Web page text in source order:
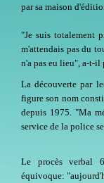
par sa maison
"Je suis totalement
m'attendais pas du
n'a pas eu lieu", a-t-il
La découverte par
figure son nom
depuis 1975."Ma
service de la police
Le procès verbal
équivoque: